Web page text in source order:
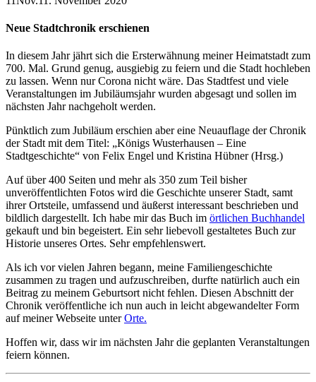
Neue Stadtchronik erschienen
In diesem Jahr jährt sich die Ersterwähnung meiner Heimatstadt zum
700. Mal. Grund genug, ausgiebig zu feiern und die Stadt hochleben
zu lassen. Wenn nur Corona nicht wäre. Das Stadtfest und viele
Veranstaltungen im Jubiläumsjahr wurden abgesagt und sollen im
nächsten Jahr nachgeholt werden.
Pünktlich zum Jubiläum erschien aber eine Neuauflage der Chronik
der Stadt mit dem Titel: „Königs Wusterhausen – Eine
Stadtgeschichte“ von Felix Engel und Kristina Hübner (Hrsg.)
Auf über 400 Seiten und mehr als 350 zum Teil bisher
unveröffentlichten Fotos wird die Geschichte unserer Stadt, samt
ihrer Ortsteile, umfassend und äußerst interessant beschrieben und
bildlich dargestellt. Ich habe mir das Buch im örtlichen Buchhandel
gekauft und bin begeistert. Ein sehr liebevoll gestaltetes Buch zur
Historie unseres Ortes. Sehr empfehlenswert.
Als ich vor vielen Jahren begann, meine Familiengeschichte
zusammen zu tragen und aufzuschreiben, durfte natürlich auch ein
Beitrag zu meinem Geburtsort nicht fehlen. Diesen Abschnitt der
Chronik veröffentliche ich nun auch in leicht abgewandelter Form
auf meiner Webseite unterOrte.
Hoffen wir, dass wir im nächsten Jahr die geplanten Veranstaltungen
feiern können.